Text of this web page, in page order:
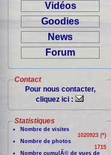
Vidéos
Goodies
News
Forum
Contact
Pour nous contacter,
cliquez ici :
Statistiques
Nombre de visites
1020923 (*)
Nombre de photos
1715
Nombre cumulÃ© de vues de